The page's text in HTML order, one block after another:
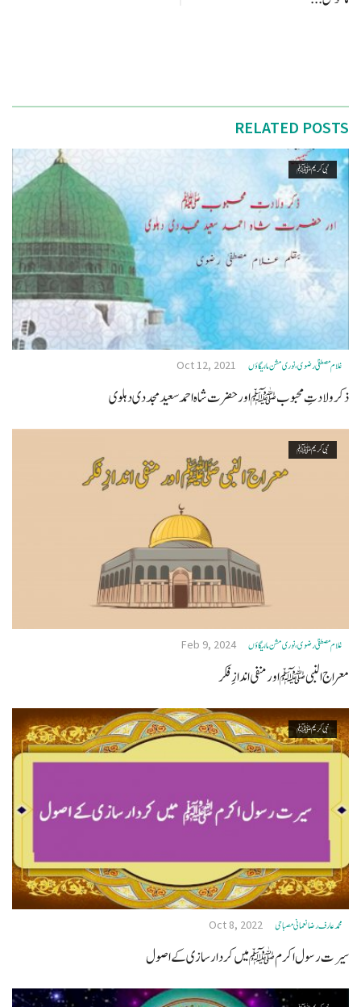
RELATED POSTS
نبی کریم ﷺ
غلام مصطفیٰ رضوی، نوری مشن مالیگاؤں Oct 12, 2021
ذکر ولادتِ محبوب ﷺ اور حضرت شاہ احمد سعید مجددی دہلوی
نبی کریم ﷺ
غلام مصطفیٰ رضوی، نوری مشن مالیگاؤں Feb 9, 2024
معراج النبی ﷺ اور منفی اندازِ فکر
نبی کریم ﷺ
محمد عارف رضا نعمانی مصباحی Oct 8, 2022
سیرت رسول اکرم ﷺ میں کردار سازی کے اصول